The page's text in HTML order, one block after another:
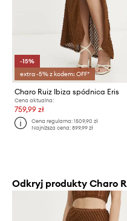
-15%
extra -5% z kodem: OFF*
Charo Ruiz Ibiza spódnica Eris
Cena aktualna:
759,99 zł
Cena regularna:1509,90 zł
Najniższa cena:899,99 zł
Odkryj produkty Charo